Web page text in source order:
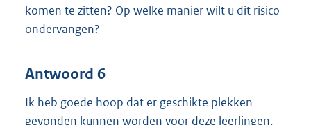
komen te zitten? Op welke manier wilt u dit risico
ondervangen?
Antwoord 6
Ik heb goede hoop dat er geschikte plekken
gevonden kunnen worden voor deze leerlingen.